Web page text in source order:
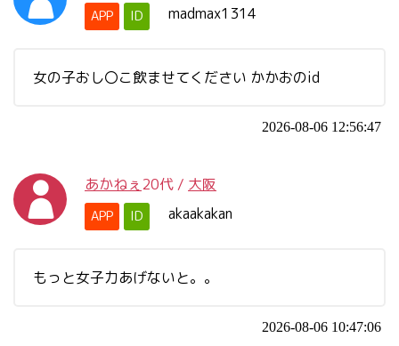
APP ID madmax1314
女の子おし〇こ飲ませてください かかおのid
2026-08-06 12:56:47
あかねぇ 20代 / 大阪
APP ID akaakakan
もっと女子力あげないと。。
2026-08-06 10:47:06